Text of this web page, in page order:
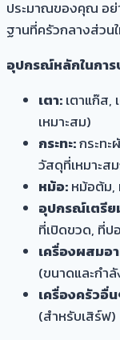
ประมาณของคุณ อย่
ฐานที่ครัวกลางส่ว
อุปกรณ์หลักในการ
เตา:เตาแก๊ส,
เหมาะสม)
กระทะ:กระทะ
วัสดุที่เหมาะส
หม้อ:หม้อต้ม,
อุปกรณ์เตรีย
ที่เปิดขวด, ที่ป
เครื่องผสมอ
(ขนาดและกำ
เครื่องครัวอื่
(สำหรับเสิร์ฟ)